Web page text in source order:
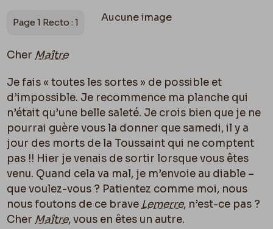
Aucune image
Page 1 Recto : 1
Cher Maître
Je fais « toutes les sortes » de possible et
d’impossible. Je recommence ma planche qui
n’était qu’une belle saleté. Je crois bien que je ne
pourrai guère vous la donner que samedi, il y a
jour des morts de la Toussaint qui ne comptent
pas !! Hier je venais de sortir lorsque vous êtes
venu. Quand cela va mal, je m’envoie au diable –
que voulez-vous ? Patientez comme moi, nous
nous foutons de ce brave Lemerre, n’est-ce pas ?
Cher Maître, vous en êtes un autre.